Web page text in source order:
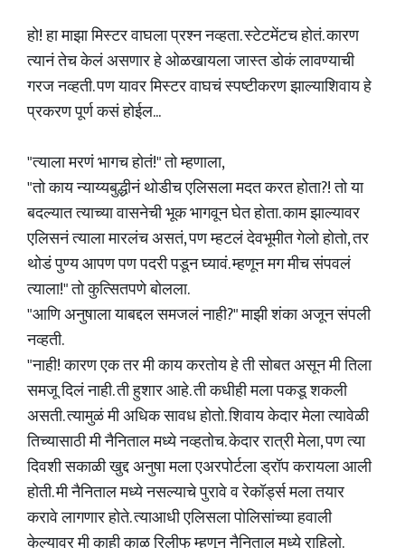
हो! हा माझा मिस्टर वाघला प्रश्न नव्हता. स्टेटमेंटच होतं. कारण
त्यानं तेच केलं असणार हे ओळखायला जास्त डोकं लावण्याची
गरज नव्हती. पण यावर मिस्टर वाघचं स्पष्टीकरण झाल्याशिवाय हे
प्रकरण पूर्ण कसं होईल...
"त्याला मरणं भागच होतं!" तो म्हणाला,
"तो काय न्याय्यबुद्धीनं थोडीच एलिसला मदत करत होता?! तो या
बदल्यात त्याच्या वासनेची भूक भागवून घेत होता. काम झाल्यावर
एलिसनं त्याला मारलंच असतं, पण म्हटलं देवभूमीत गेलो होतो, तर
थोडं पुण्य आपण पण पदरी पडून घ्यावं. म्हणून मग मीच संपवलं
त्याला!" तो कुत्सितपणे बोलला.
"आणि अनुषाला याबद्दल समजलं नाही?" माझी शंका अजून संपली
नव्हती.
"नाही! कारण एक तर मी काय करतोय हे ती सोबत असून मी तिला
समजू दिलं नाही. ती हुशार आहे. ती कधीही मला पकडू शकली
असती. त्यामुळं मी अधिक सावध होतो. शिवाय केदार मेला त्यावेळी
तिच्यासाठी मी नैनिताल मध्ये नव्हतोच. केदार रात्री मेला, पण त्या
दिवशी सकाळी खुद्द अनुषा मला एअरपोर्टला ड्रॉप करायला आली
होती. मी नैनिताल मध्ये नसल्याचे पुरावे व रेकॉर्ड्स मला तयार
करावे लागणार होते. त्याआधी एलिसला पोलिसांच्या हवाली